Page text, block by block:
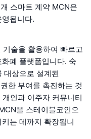
스마트 계약 MCN은
됩니다.
술을 활용하여 빠르고
폐 플랫폼입니다. 숙
대상으로 설계된
한 부여를 촉진하는 것
인과 이주자 커뮤니티
을 스테이블코인으
는 데까지 확장됩니